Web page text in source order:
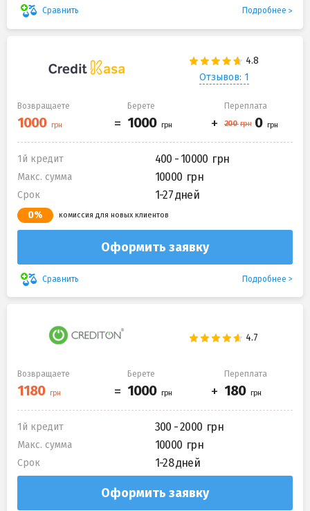
Сравнить Подробнее
Отзывов: 1
Возвращаете Берете Переплата
1й кредит 400 - 10000
Макс. сумма 10000
Срок 1-27 дней
0% комиссия для новых клиентов
Оформить заявку
Сравнить Подробнее
Возвращаете Берете Переплата
1й кредит 300 - 2000
Макс. сумма 10000
Срок 1-28 дней
Оформить заявку